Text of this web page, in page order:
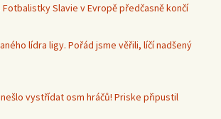
Slavie v Evropě předčasně končí
lídra ligy. Pořád jsme věřili, líčí nadšený
vystřídat osm hráčů! Priske připustil